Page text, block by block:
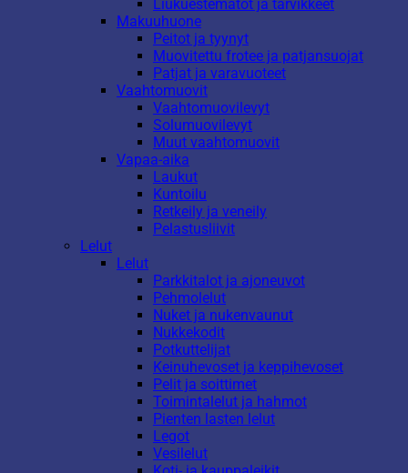
Liukuestematot ja tarvikkeet
Makuuhuone
Peitot ja tyynyt
Muovitettu frotee ja patjansuojat
Patjat ja varavuoteet
Vaahtomuovit
Vaahtomuovilevyt
Solumuovilevyt
Muut vaahtomuovit
Vapaa-aika
Laukut
Kuntoilu
Retkeily ja veneily
Pelastusliivit
Lelut
Lelut
Parkkitalot ja ajoneuvot
Pehmolelut
Nuket ja nukenvaunut
Nukkekodit
Potkuttelijat
Keinuhevoset ja keppihevoset
Pelit ja soittimet
Toimintalelut ja hahmot
Pienten lasten lelut
Legot
Vesilelut